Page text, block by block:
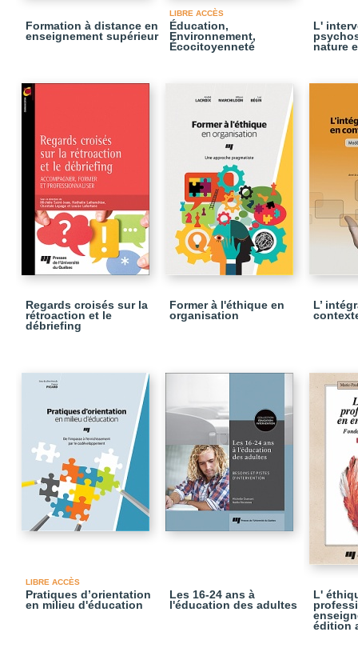
Formation à distance en
enseignement supérieur
LIBRE ACCÈS
Éducation,
Environnement,
Écocitoyenneté
L'
nature
Regards croisés sur la
rétroaction et le
débriefing
Former à l'éthique en
organisation
L’
LIBRE ACCÈS
Pratiques d’orientation
en milieu d'éducation
Les 16-24 ans à
l'éducation des adultes
L'
édition